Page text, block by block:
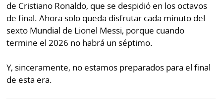
de Cristiano Ronaldo, que se despidió en los octavos
de final. Ahora solo queda disfrutar cada minuto del
sexto Mundial de Lionel Messi, porque cuando
termine el 2026 no habrá un séptimo.
Y, sinceramente, no estamos preparados para el final
de esta era.